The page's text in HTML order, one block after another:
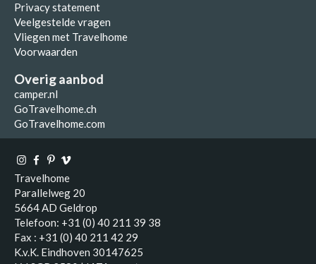
Privacy statement
Veelgestelde vragen
Vliegen met Travelhome
Voorwaarden
Overig aanbod
camper.nl
GoTravelhome.ch
GoTravelhome.com
Travelhome
Parallelweg 20
5664 AD Geldrop
Telefoon: +31 (0) 40 211 39 38
Fax : +31 (0) 40 211 42 29
K.v.K. Eindhoven 30147625